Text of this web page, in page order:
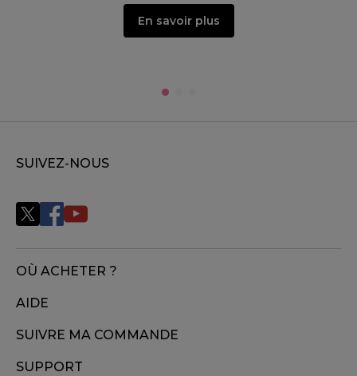
En savoir plus
SUIVEZ-NOUS
OÙ ACHETER ?
AIDE
SUIVRE MA COMMANDE
SUPPORT